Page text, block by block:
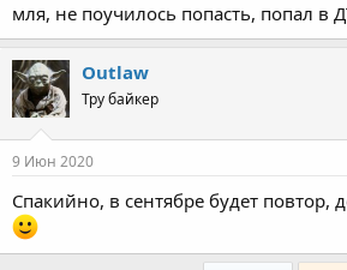
мля, не поучилось попасть, попал в
Outlaw
Тру байкер
9 Июн 2020
Спакийно, в сентябре будет повтор,